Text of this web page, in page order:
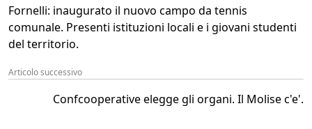
Fornelli: inaugurato il nuovo campo da tennis
comunale. Presenti istituzioni locali e i giovani studenti
del territorio.
Articolo successivo
Confcooperative elegge gli organi. Il Molise c'e'.